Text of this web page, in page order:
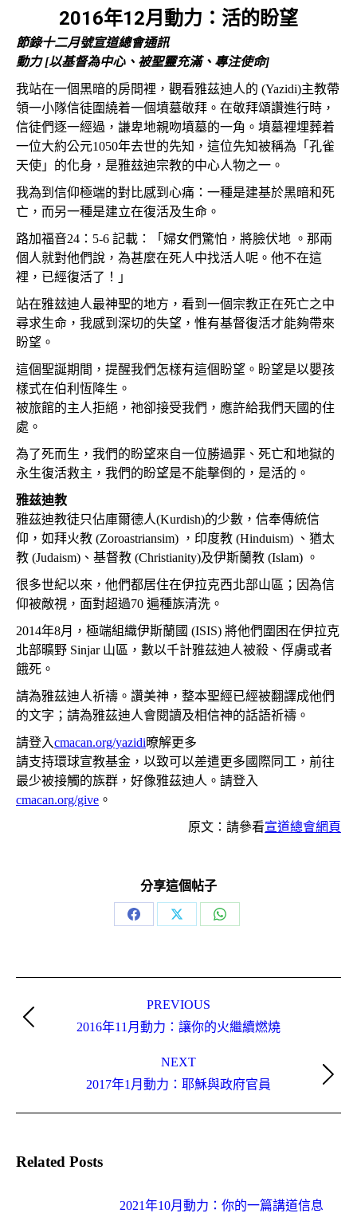
2016年12月動力：活的盼望
節錄十二月號宣道總會通訊
動力 [以基督為中心、被聖靈充滿、專注使命]
我站在一個黑暗的房間裡，觀看雅茲迪人的 (Yazidi)主教帶
領一小隊信徒圍繞着一個墳墓敬拜。在敬拜頌讚進行時，
信徒們逐一經過，謙卑地親吻墳墓的一角。墳墓裡埋葬着
一位大約公元1050年去世的先知，這位先知被稱為「孔雀
天使」的化身，是雅玆迪宗教的中心人物之一。
我為到信仰極端的對比感到心痛：一種是建基於黑暗和死
亡，而另一種是建立在復活及生命。
路加福音24：5-6 記載：「婦女們驚怕，將臉伏地 。那兩
個人就對他們說，為甚麼在死人中找活人呢。他不在這
裡，已經復活了！」
站在雅玆迪人最神聖的地方，看到一個宗教正在死亡之中
尋求生命，我感到深切的失望，惟有基督復活才能夠帶來
盼望。
這個聖誕期間，提醒我們怎樣有這個盼望。盼望是以嬰孩
樣式在伯利恆降生。
被旅館的主人拒絕，祂卻接受我們，應許給我們天國的住
處。
為了死而生，我們的盼望來自一位勝過罪、死亡和地獄的
永生復活救主，我們的盼望是不能擊倒的，是活的。
雅兹迪教
雅茲迪教徒只佔庫爾德人(Kurdish)的少數，信奉傳統信
仰，如拜火教 (Zoroastriansim) ，印度教 (Hinduism) 、猶太
教 (Judaism)、基督教 (Christianity)及伊斯蘭教 (Islam) 。
很多世紀以來，他們都居住在伊拉克西北部山區；因為信
仰被敵視，面對超過70 遍種族清洗。
2014年8月，極端組織伊斯蘭國 (ISIS) 將他們圍困在伊拉克
北部曠野 Sinjar 山區，數以千計雅茲迪人被殺、俘虜或者
餓死。
請為雅茲迪人祈禱。讚美神，整本聖經已經被翻譯成他們
的文字；請為雅茲迪人會閱讀及相信神的話語祈禱。
請登入cmacan.org/yazidi暸解更多
請支持環球宣教基金，以致可以差遣更多國際同工，前往
最少被接觸的族群，好像雅茲迪人。請登入
cmacan.org/give 。
原文：請參看宣道總會網頁
分享這個帖子
Share
Share
Share
navigation
PREVIOUS
Previous
post:
2016年11月動力：讓你的火繼續燃燒
NEXT
Next
post:
2017年1月動力：耶穌與政府官員
Related Posts
2021年10月動力：你的一篇講道信息